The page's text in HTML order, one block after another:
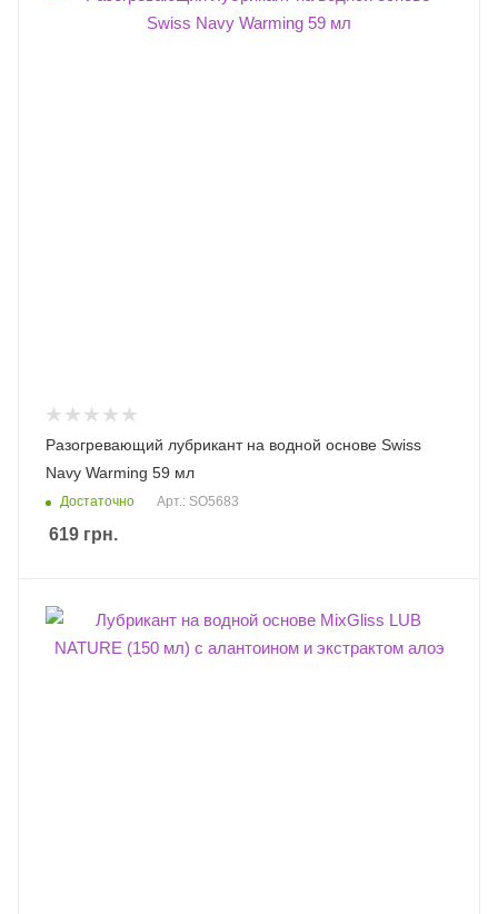
Разогревающий лубрикант на водной основе Swiss
Navy Warming 59 мл
Достаточно Арт.: SO5683
619 грн.